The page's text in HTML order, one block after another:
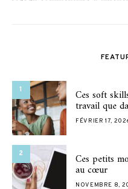
1 Ces soft
travail que
FÉVRIER 17,
2 Ces petits
au cœur
NOVEMBRE 8,